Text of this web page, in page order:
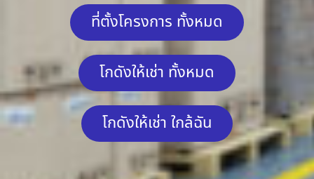
ที่ตั้งโครงการ ทั้งหมด
โกดังให้เช่า ทั้งหมด
โกดังให้เช่า ใกล้ฉัน